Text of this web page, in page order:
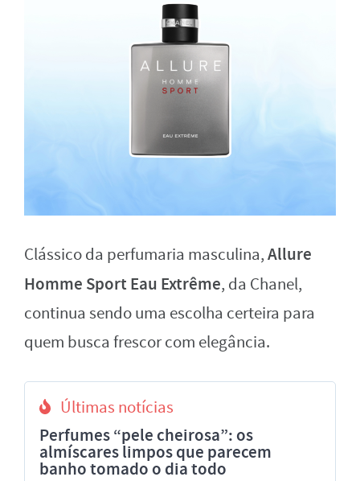
Clássico da perfumaria masculina,Allure
Homme Sport Eau Extrême, da Chanel,
continua sendo uma escolha certeira para
quem busca frescor com elegância.
Últimas notícias
Perfumes “pele cheirosa”: os
almíscares limpos que parecem
banho tomado o dia todo